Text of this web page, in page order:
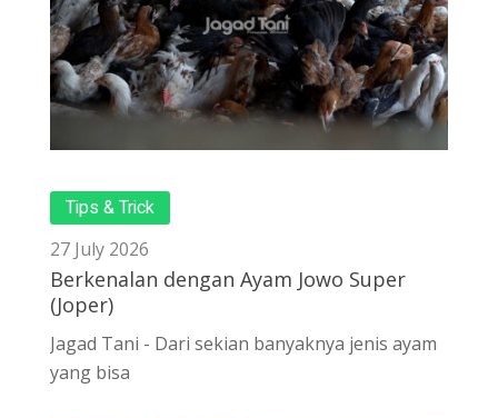
Tips & Trick
27 July 2026
Berkenalan dengan Ayam Jowo Super
(Joper)
Jagad Tani - Dari sekian banyaknya jenis ayam
yang bisa